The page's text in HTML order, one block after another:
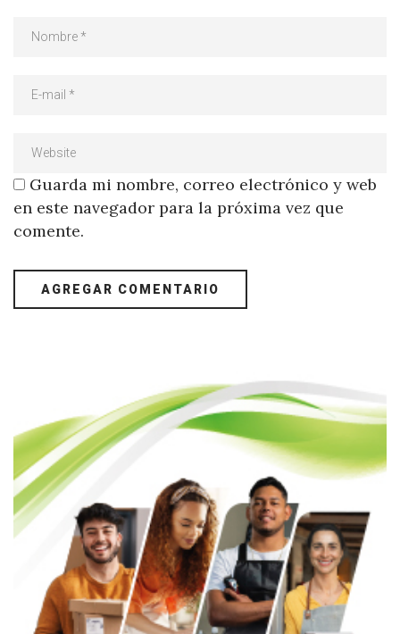
Guarda mi nombre, correo electrónico y web
en este navegador para la próxima vez que
comente.